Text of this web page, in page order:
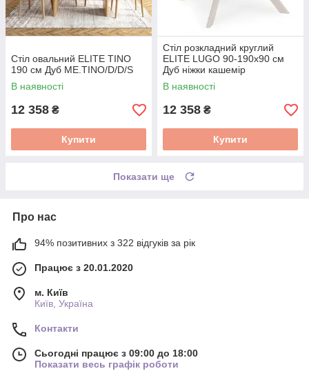
Стіл овальний ELITE TINO
190 см Дуб ME.TINO/D/D/S
В наявності
12 358 ₴
Купити
Стіл розкладний круглий
ELITE LUGO 90-190х90 см
Дуб ніжки кашемір
ME.LUGO/D/KASZ/S
В наявності
12 358 ₴
Купити
Показати ще
Про нас
94% позитивних з 322 відгуків за рік
Працює з 20.01.2020
м. Київ
Київ, Україна
Контакти
Сьогодні працює з 09:00 до 18:00
Показати весь графік роботи